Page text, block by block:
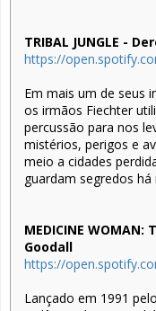
TRIBAL JUNGLE -
https://
Em mais um de seus
os irmãos Fiechter
percussão para nos
mistérios, perigos e
meio a cidades
guardam segredos
MEDICINE WOMAN:
Goodall
https://
Lançado em 1991